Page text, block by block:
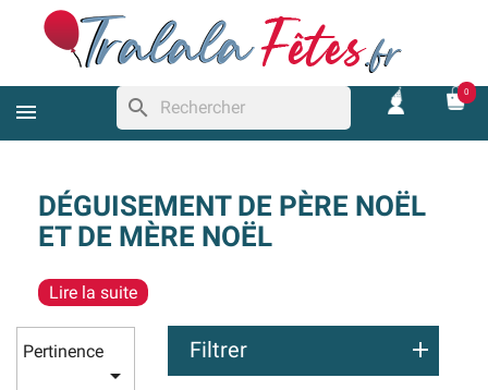
search
0
DÉGUISEMENT DE PÈRE NOËL
ET DE MÈRE NOËL
Lire la suite
Pertinence

Filtrer